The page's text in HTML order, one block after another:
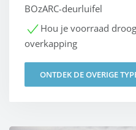
BOzARC-deurluifel
Hou je voorraad
overkapping
ONTDEK DE OVERIGE